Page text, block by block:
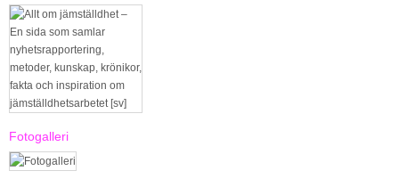
Fotogalleri